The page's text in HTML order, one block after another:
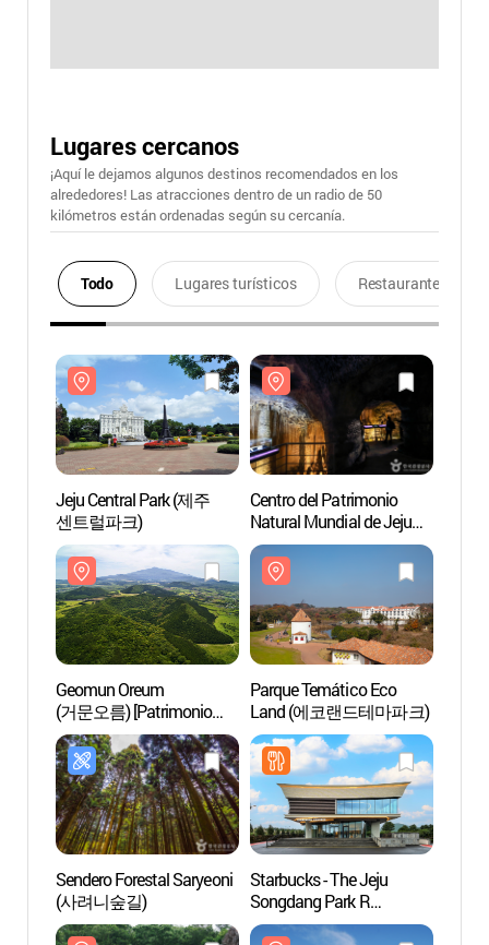
Lugares cercanos
¡Aquí le dejamos algunos destinos recomendados en los
alrededores! Las atracciones dentro de un radio de 50
kilómetros están ordenadas según su cercanía.
Todo Lugares turísticos Restaurantes
Jeju Central Park (제주
센트럴파크)
Centro del Patrimonio
Natural Mundial de Jeju
(제주 세계자연유산센터)
Geomun Oreum
(거문오름) [Patrimonio
Natural de la Humanidad]
Parque Temático Eco
Land (에코랜드테마파크)
Sendero Forestal Saryeoni
(사려니숲길)
Starbucks - The Jeju
Songdang Park R
(스타벅스